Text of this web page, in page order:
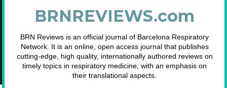
Inscrita en el Registre de Fundacions de la Generalitat de Catalunya. Nº
2.791.
Telf. 93 633 89 15 / info@brn.cat / www.brn.cat